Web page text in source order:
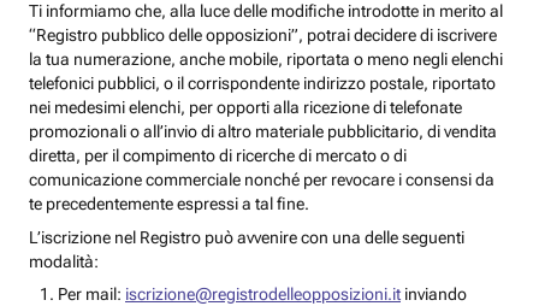
Ti informiamo che, alla luce delle modifiche introdotte in merito al
“Registro pubblico delle opposizioni”, potrai decidere di iscrivere
la tua numerazione, anche mobile, riportata o meno negli elenchi
telefonici pubblici, o il corrispondente indirizzo postale, riportato
nei medesimi elenchi, per opporti alla ricezione di telefonate
promozionali o all’invio di altro materiale pubblicitario, di vendita
diretta, per il compimento di ricerche di mercato o di
comunicazione commerciale nonché per revocare i consensi da
te precedentemente espressi a tal fine.
L’iscrizione nel Registro può avvenire con una delle seguenti
modalità:
Per mail: iscrizione@registrodelleopposizioni.it inviando